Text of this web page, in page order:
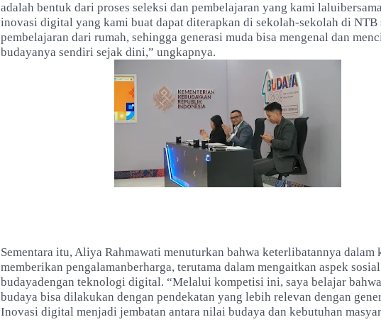
adalah bentuk dari proses seleksi dan pembelajaran yang kami
inovasi digital yang kami buat dapat diterapkan di sekolah-sekolah di NTB
pembelajaran dari rumah, sehingga generasi muda bisa mengenal dan
budayanya sendiri sejak dini,” ungkapnya.
Sementara itu, Aliya Rahmawati menuturkan bahwa keterlibatannya
memberikan pengalamanberharga, terutama dalam mengaitkan aspek
budayadengan teknologi digital. “Melalui kompetisi ini, saya belajar
budaya bisa dilakukan dengan pendekatan yang lebih relevan dengan
Inovasi digital menjadi jembatan antara nilai budaya dan kebutuhan